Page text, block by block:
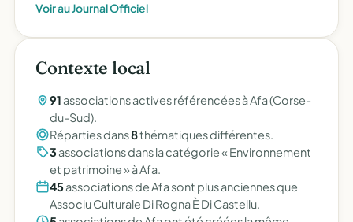
Voir au Journal Officiel
Contexte local
91 associations actives référencées à Afa (Corse-
du-Sud).
Réparties dans8thématiques différentes.
3associations dans la catégorie « Environnement
et patrimoine » à Afa.
45associations de Afa sont plus anciennes que
Associu Culturale Di Rogna È Di Castellu.